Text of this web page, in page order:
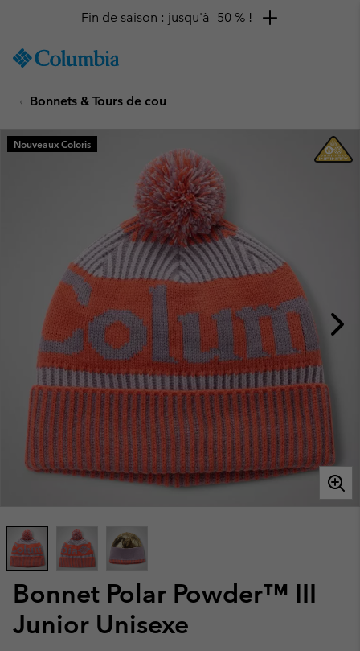
TO
SKIP
MAIN
NAV
Fin de saison : jusqu'à -50 % !
Bonnets & Tours de cou
Bonnet Polar Powder™ III
Junior Unisexe
Nouveaux Coloris